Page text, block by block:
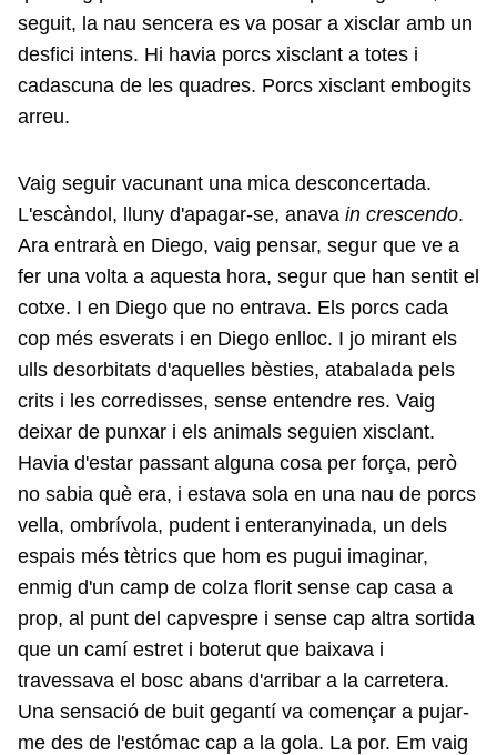
seguit, la nau sencera es va posar a xisclar amb un
desfici intens. Hi havia porcs xisclant a totes i
cadascuna de les quadres. Porcs xisclant embogits
arreu.
Vaig seguir vacunant una mica desconcertada.
L'escàndol, lluny d'apagar-se, anava in crescendo.
Ara entrarà en Diego, vaig pensar, segur que ve a
fer una volta a aquesta hora, segur que han sentit el
cotxe. I en Diego que no entrava. Els porcs cada
cop més esverats i en Diego enlloc. I jo mirant els
ulls desorbitats d'aquelles bèsties, atabalada pels
crits i les corredisses, sense entendre res. Vaig
deixar de punxar i els animals seguien xisclant.
Havia d'estar passant alguna cosa per força, però
no sabia què era, i estava sola en una nau de porcs
vella, ombrívola, pudent i enteranyinada, un dels
espais més tètrics que hom es pugui imaginar,
enmig d'un camp de colza florit sense cap casa a
prop, al punt del capvespre i sense cap altra sortida
que un camí estret i boterut que baixava i
travessava el bosc abans d'arribar a la carretera.
Una sensació de buit gegantí va començar a pujar-
me des de l'estómac cap a la gola. La por. Em vaig